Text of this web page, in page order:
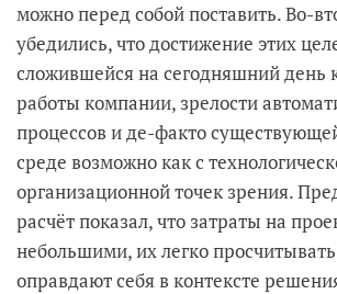
можно перед собой поставить. Во-
убедились, что достижение этих
сложившейся на сегодняшний день
работы компании, зрелости
процессов и де-факто
среде возможно как с
организационной точек зрения.
расчёт показал, что затраты на
небольшими, их легко
оправдают себя в контексте